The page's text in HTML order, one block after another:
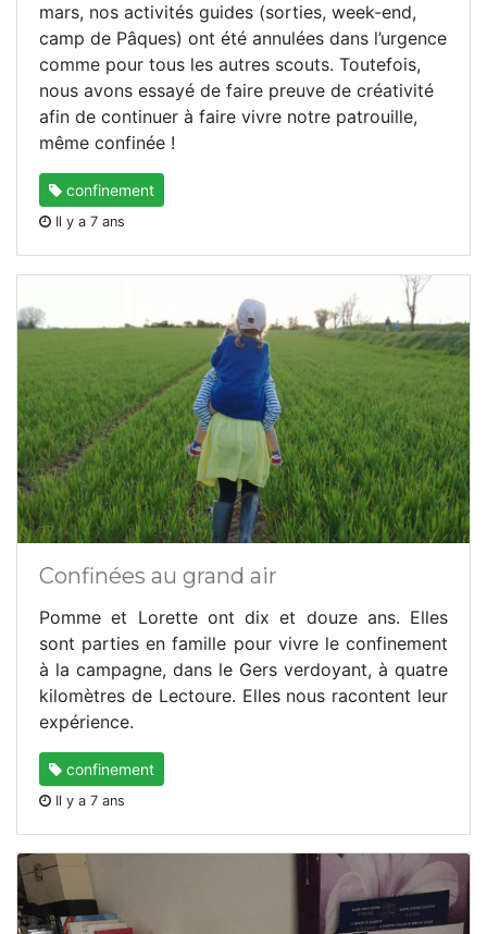
mars, nos activités guides (sorties, week-end,
camp de Pâques) ont été annulées dans l’urgence
comme pour tous les autres scouts. Toutefois,
nous avons essayé de faire preuve de créativité
afin de continuer à faire vivre notre patrouille,
même confinée !
confinement
Il y a 7 ans
Confinées au grand air
Pomme et Lorette ont dix et douze ans. Elles
sont parties en famille pour vivre le confinement
à la campagne, dans le Gers verdoyant, à quatre
kilomètres de Lectoure. Elles nous racontent leur
expérience.
confinement
Il y a 7 ans